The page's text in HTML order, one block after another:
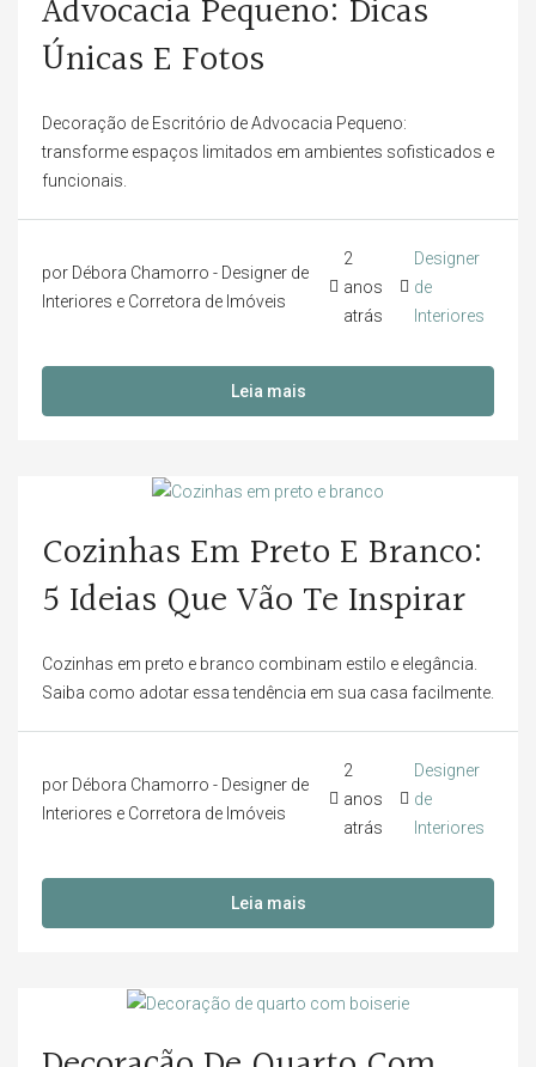
Advocacia Pequeno: Dicas
Únicas E Fotos
Decoração de Escritório de Advocacia Pequeno:
transforme espaços limitados em ambientes sofisticados e
funcionais.
por Débora Chamorro - Designer de
Interiores e Corretora de Imóveis
2
anos
atrás
Designer
de
Interiores
Leia mais
Cozinhas Em Preto E Branco:
5 Ideias Que Vão Te Inspirar
Cozinhas em preto e branco combinam estilo e elegância.
Saiba como adotar essa tendência em sua casa facilmente.
por Débora Chamorro - Designer de
Interiores e Corretora de Imóveis
2
anos
atrás
Designer
de
Interiores
Leia mais